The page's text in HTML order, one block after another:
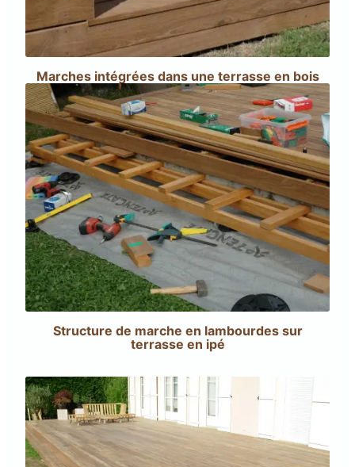
Marches intégrées dans une terrasse en bois
Structure de marche en lambourdes sur
terrasse en ipé